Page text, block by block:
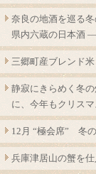
奈良の地酒を巡る
県内六蔵の日本酒 ―
三郷町産ブレンド
静寂にきらめく冬
に、今年もクリス
12月 “極会席” 冬
兵庫津居山の蟹を